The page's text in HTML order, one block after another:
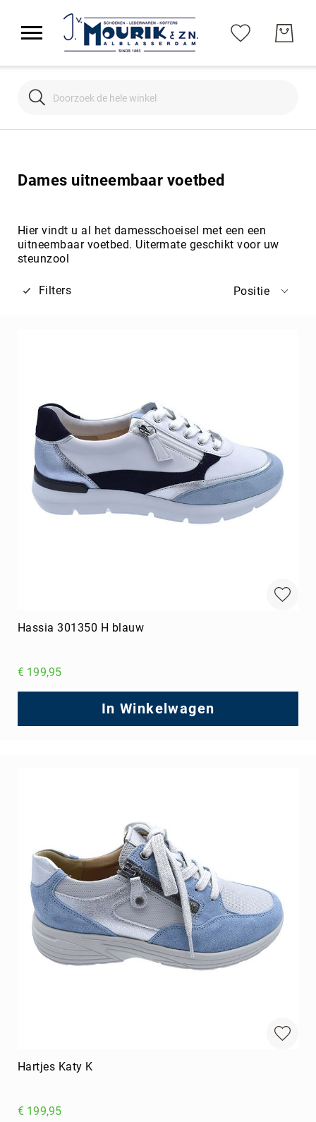
Search
Dames uitneembaar voetbed
Hier vindt u al het damesschoeisel met een een
uitneembaar voetbed. Uitermate geschikt voor uw
steunzool
Filters Positie
Hassia 301350 H blauw
€ 199,95
In Winkelwagen
Hartjes Katy K
€ 199,95